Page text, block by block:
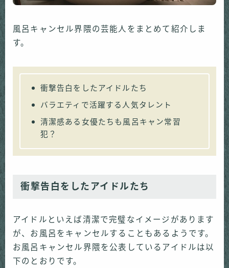
風呂キャンセル界隈の芸能人をまとめて紹介しま
す。
衝撃告白をしたアイドルたち
バラエティで活躍する人気タレント
清潔感ある女優たちも風呂キャン常習
犯？
衝撃告白をしたアイドルたち
アイドルといえば清潔で完璧なイメージがあります
が、お風呂をキャンセルすることもあるようです。
お風呂キャンセル界隈を公表しているアイドルは以
下のとおりです。